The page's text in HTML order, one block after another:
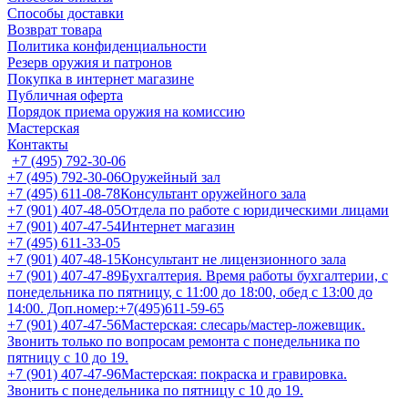
Способы доставки
Возврат товара
Политика конфиденциальности
Резерв оружия и патронов
Покупка в интернет магазине
Публичная оферта
Порядок приема оружия на комиссию
Мастерская
Контакты
+7 (495) 792-30-06
+7 (495) 792-30-06Оружейный зал
+7 (495) 611-08-78Консультант оружейного зала
+7 (901) 407-48-05Отдела по работе с юридическими лицами
+7 (901) 407-47-54Интернет магазин
+7 (495) 611-33-05
+7 (901) 407-48-15Консультант не лицензионного зала
+7 (901) 407-47-89Бухгалтерия. Время работы бухгалтерии, с
понедельника по пятницу, с 11:00 до 18:00, обед с 13:00 до
14:00. Доп.номер:+7(495)611-59-65
+7 (901) 407-47-56Мастерская: слесарь/мастер-ложевщик.
Звонить только по вопросам ремонта с понедельника по
пятницу с 10 до 19.
+7 (901) 407-47-96Мастерская: покраска и гравировка.
Звонить с понедельника по пятницу с 10 до 19.